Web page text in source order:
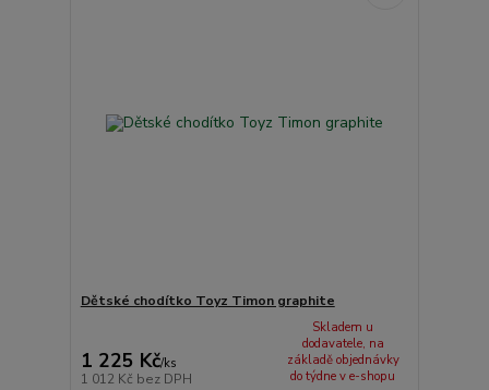
Dětské chodítko Toyz Timon graphite
1 225 Kč/ks
1 012 Kč bez DPH
Skladem u
dodavatele, na
základě objednávky
do týdne v e-shopu